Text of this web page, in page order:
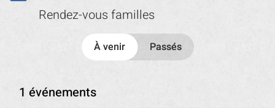
Rendez-vous familles
1 événements